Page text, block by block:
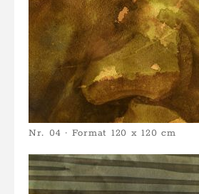
Nr. 04 · Format 120 x 120 cm